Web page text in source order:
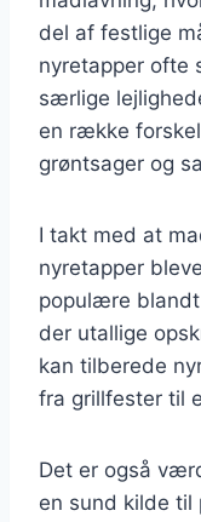
del af festlige
nyretapper ofte
særlige
en række
grøntsager og
I takt med at
nyretapper
populære
der utallige
kan tilberede
fra grillfester til
Det er også
en sund kilde til